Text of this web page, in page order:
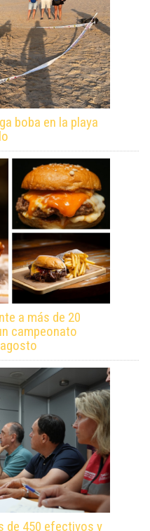
boba en la playa
a más de 20
campeonato
de 450 efectivos y